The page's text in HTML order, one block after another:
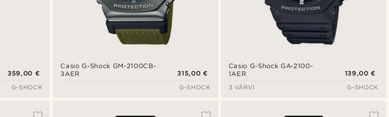
359,00 €
G-SHOCK
Casio G-Shock GM-2100CB-
3AER
315,00 €
G-SHOCK
Casio G-Shock GA-2100-
1AER
139,00 €
3 VÄRVI
G-SHOCK